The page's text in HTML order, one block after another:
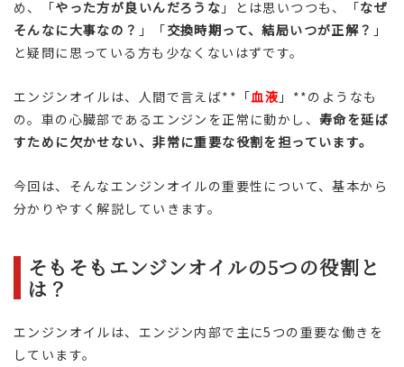
め、「やった方が良いんだろうな 」とは思いつつも、「なぜ
そんなに大事なの？ 」「交換時期って、結局いつが正解？ 」
と疑問に思っている方も少なくないはずです。
エンジンオイルは、人間で言えば**「血液 」**のようなも
の。車の心臓部であるエンジンを正常に動かし、寿命を延ば
すために欠かせない、非常に重要な役割を担っています。
今回は、そんなエンジンオイルの重要性について、基本から
分かりやすく解説していきます。
そもそもエンジンオイルの5つの役割と
は？
エンジンオイルは、エンジン内部で主に5つの重要な働きを
しています。